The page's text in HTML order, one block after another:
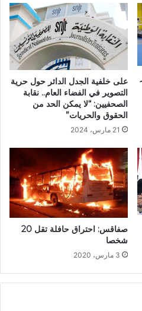
على خلفية الجدل الدائر حول حرية
التصوير في الفضاء العام.. نقابة
الصحفيين: “لا يمكن الحد من
الحقوق والحريات”
21 مارس، 2024
صفاقس: احتراق حافلة تقل 20
شخصا
3 مارس، 2020